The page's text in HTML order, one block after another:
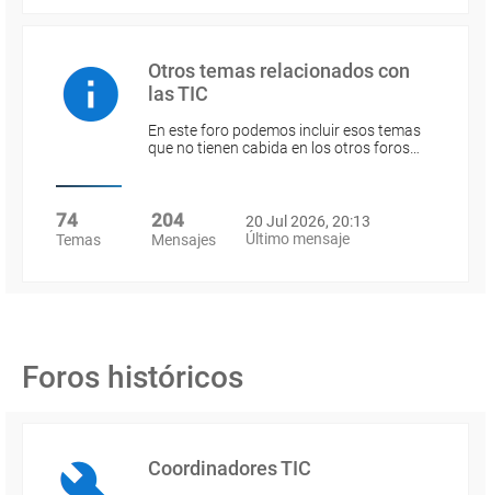
Otros temas relacionados con
las TIC
En este foro podemos incluir esos temas
que no tienen cabida en los otros foros…
74
Temas
204
Mensajes
20 Jul 2026, 20:13
Último mensaje
Foros históricos
Coordinadores TIC